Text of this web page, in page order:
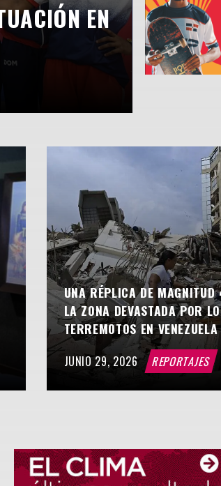
EN
JUAN
CON
UNA RÉPLICA DE
LA ZONA DEVASTADA POR
TERREMOTOS EN VENEZUELA
JUNIO 29, 2026 REPORTAJES